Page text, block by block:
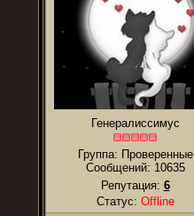
Генералиссимус
Группа: Проверенные
Сообщений: 10635
Репутация: 6
Статус: Offline